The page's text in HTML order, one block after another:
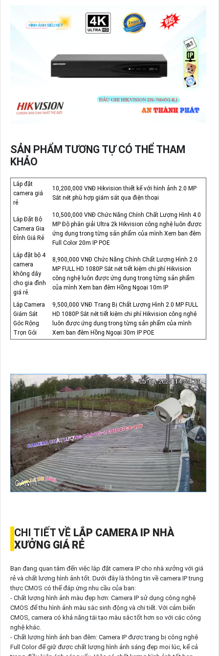
SẢN PHẨM TƯƠNG TỰ CÓ THỂ THAM
KHẢO
Lắp đặt
camera giá
rẻ
10,200,000 VNĐ Hikvision thiết kế với hình ảnh 2.0 MP
Sắt nét phù hợp giám sát qua điện thoại
Lắp Đặt Bộ
Camera Gia
ĐÌnh Giá Rẻ
10,500,000 VNĐ Chức Năng Chính Chất Lượng Hình 4.0
MP Độ phân giải Ultra 2k Hikvision công nghệ luôn được
ứng dụng trong từng sản phẩm của mình Xem ban đêm
Full Color 20m IP POE
Lắp đặt bộ 4
camera
không dây
cho gia đình
giá rẻ.
8,900,000 VNĐ Chức Năng Chính Chất Lượng Hình 2.0
MP FULL HD 1080P Sắt nét tiết kiệm chi phí Hikvision
công nghệ luôn được ứng dụng trong từng sản phẩm
của mình Xem ban đêm Hồng Ngoại 10m IP
Lắp Camera
Giám Sát
Góc Rộng
Trọn Gói
9,500,000 VNĐ Trang Bị Chất Lượng Hình 2.0 MP FULL
HD 1080P Sắt nét tiết kiệm chi phí Hikvision công nghệ
luôn được ứng dụng trong từng sản phẩm của mình
Xem ban đêm Hồng Ngoại 30m IP POE
CHI TIẾT VỀ LẮP CAMERA IP NHÀ
XƯỞNG GIÁ RẺ
Bạn đang quan tâm đến việc lắp đặt camera IP cho nhà xưởng với giá
rẻ và chất lượng hình ảnh tốt. Dưới đây là thông tin về camera IP trung
thực CMOS có thể đáp ứng nhu cầu của bạn:
- Chất lượng hình ảnh màu đẹp hơn: Camera IP sử dụng công nghệ
CMOS để thu hình ảnh màu sắc sinh động và chi tiết. Với cảm biến
CMOS, camera có khả năng tái tạo màu sắc tốt hơn so với các công
nghệ khác.
- Chất lượng hình ảnh ban đêm: Camera IP được trang bị công nghệ
Full Color để giữ được chất lượng hình ảnh sáng đẹp mọi lúc, kể cả